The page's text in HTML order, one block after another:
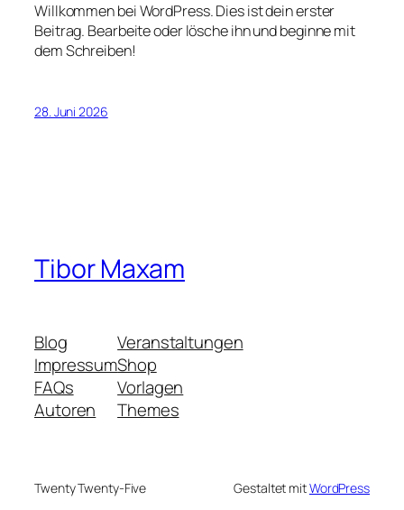
Willkommen bei WordPress. Dies ist dein erster
Beitrag. Bearbeite oder lösche ihn und beginne mit
dem Schreiben!
28. Juni 2026
Tibor Maxam
Blog
Impressum
FAQs
Autoren
Veranstaltungen
Shop
Vorlagen
Themes
Twenty Twenty-Five Gestaltet mitWordPress